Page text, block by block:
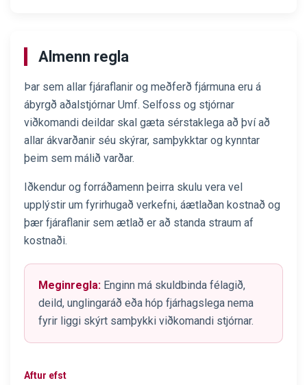
Almenn regla
Þar sem allar fjáraflanir og meðferð fjármuna eru á
ábyrgð aðalstjórnar Umf. Selfoss og stjórnar
viðkomandi deildar skal gæta sérstaklega að því að
allar ákvarðanir séu skýrar, samþykktar og kynntar
þeim sem málið varðar.
Iðkendur og forráðamenn þeirra skulu vera vel
upplýstir um fyrirhugað verkefni, áætlaðan kostnað og
þær fjáraflanir sem ætlað er að standa straum af
kostnaði.
Meginregla: Enginn má skuldbinda félagið,
deild, unglingaráð eða hóp fjárhagslega nema
fyrir liggi skýrt samþykki viðkomandi stjórnar.
Aftur efst